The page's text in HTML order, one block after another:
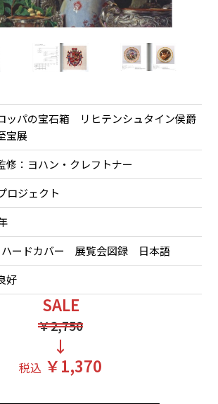
ッパの宝石箱 リヒテンシュタイン侯爵
宝展
修：ヨハン・クレフトナー
ロジェクト
ードカバー 展覧会図録 日本語
好
SALE
￥2,750
↓
税込 ￥1,370